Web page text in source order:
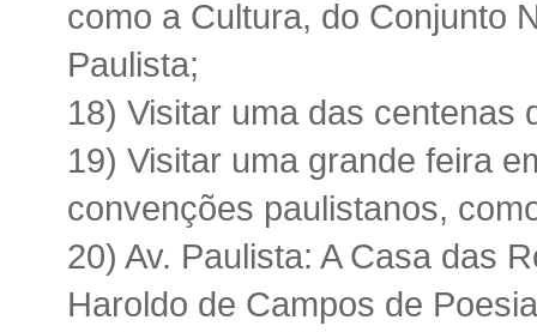
como a Cultura, do Conjunto
Paulista;
18) Visitar uma das centenas
19) Visitar uma grande feira
convenções paulistanos,
20) Av. Paulista: A Casa das
Haroldo de Campos de